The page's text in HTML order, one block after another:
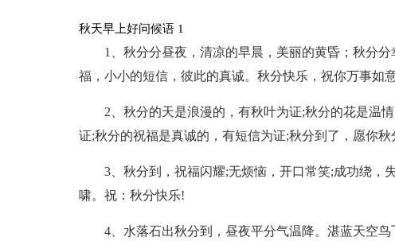
秋天早上好问候语 1
1、秋分分昼夜，清凉的早晨，美丽的黄昏；秋分
福，小小的短信，彼此的真诚。秋分快乐，祝你万事如意
2、秋分的天是浪漫的，有秋叶为证;秋分的花是温
证;秋分的祝福是真诚的，有短信为证;秋分到了，愿你
3、秋分到，祝福闪耀;无烦恼，开口常笑;成功绕，
啸。祝：秋分快乐!
4、水落石出秋分到，昼夜平分气温降。湛蓝天空